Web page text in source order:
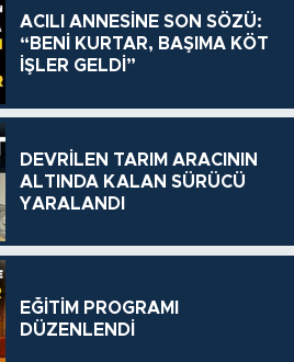
ACILI ANNESİNE SON SÖZÜ:
“BENİ KURTAR, BAŞIMA KÖT
İŞLER GELDİ”
DEVRİLEN TARIM ARACININ
ALTINDA KALAN SÜRÜCÜ
YARALANDI
EĞİTİM PROGRAMI
DÜZENLENDİ